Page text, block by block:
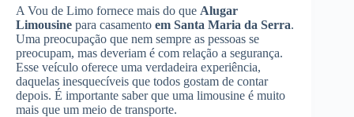
A Vou de Limo fornece mais do que Alugar
Limousine para casamento em Santa Maria da Serra.
Uma preocupação que nem sempre as pessoas se
preocupam, mas deveriam é com relação a segurança.
Esse veículo oferece uma verdadeira experiência,
daquelas inesquecíveis que todos gostam de contar
depois. É importante saber que uma limousine é muito
mais que um meio de transporte.